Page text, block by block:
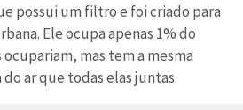
possui um filtro e foi criado para
Ele ocupa apenas 1% do
mas tem a mesma
ar que todas elas juntas.